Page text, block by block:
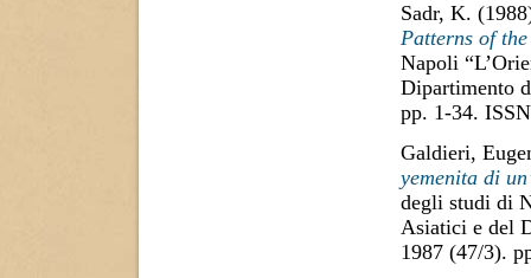
Sadr, K.
Patterns of
Napoli
Dipartimento
pp. 1-34.
Galdieri,
yemenita di
degli studi di
Asiatici e del
1987 (47/3).